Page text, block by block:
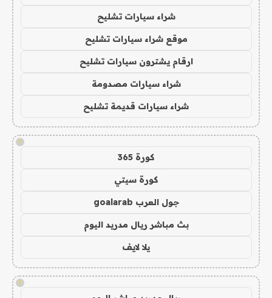
شراء سيارات تشليح
موقع شراء سيارات تشليح
ارقام يشترون سيارات تشليح
شراء سيارات مصدومة
شراء سيارات قديمة تشليح
!
كورة 365
كورة سيتي
جول العرب goalarab
بث مباشر ريال مدريد اليوم
يلا لايف
!